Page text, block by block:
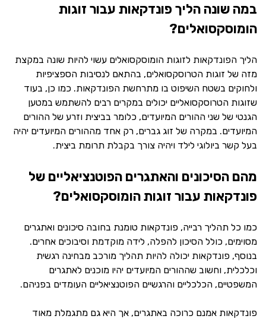
במה שונה הליך פונדקאות עבור זוגות
הומוסקסואלים?
הליך הפונדקאות לזוגות הומוסקסואלים עשוי להיות שונה במקצת
מזה של זוגות הטרוסקסואלים, בהתאם לנסיבות הספציפיות
ולחוקים בשטח השיפוט בו מתרחשת הפונדקאות. כמו כן, בעוד
שזוגות הטרוסקסואליים יכולים במקרים רבים להשתמש במטען
הגנטי של שני ההורים המיועדים, כלומר בביצית וזרע של ההורים
המיועדים. במקרה של זוג גברים, רק אחד מההורים המיועדים יהיה
בעל קשר ביולוגי לילד ויהיה צורך בקבלת תרומת ביצית.
מהם הסיכונים והאתגרים הפוטנציאליים של
פונדקאות עבור זוגות הומוסקסואלים?
כמו כל תהליך רבייה, פונדקאות טומנת בחובה סיכונים ואתגרים
מסוימים, כולל הסיכון להפלה, לידה מוקדמת וסיבוכים אחרים.
בנוסף, פונדקאות יכולה להיות תהליך מורכב מבחינה רגשית
וכלכלית, וחשוב שההורים המיועדים יהיו מוכנים לאתגרים
המשפטיים, הכלכליים והרגשיים הפוטנציאליים העומדים בפניהם.
פונדקאות אמנם כרוכה באתגרים, אך היא גם מתגמלת מאוד